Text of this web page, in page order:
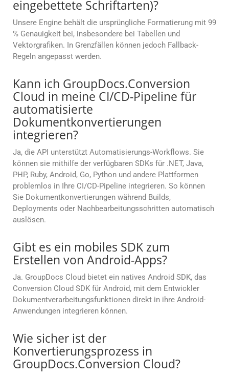
eingebettete Schriftarten)?
Unsere Engine behält die ursprüngliche Formatierung mit 99
% Genauigkeit bei, insbesondere bei Tabellen und
Vektorgrafiken. In Grenzfällen können jedoch Fallback-
Regeln angepasst werden.
Kann ich GroupDocs.Conversion
Cloud in meine CI/CD-Pipeline für
automatisierte
Dokumentkonvertierungen
integrieren?
Ja, die API unterstützt Automatisierungs-Workflows. Sie
können sie mithilfe der verfügbaren SDKs für .NET, Java,
PHP, Ruby, Android, Go, Python und andere Plattformen
problemlos in Ihre CI/CD-Pipeline integrieren. So können
Sie Dokumentkonvertierungen während Builds,
Deployments oder Nachbearbeitungsschritten automatisch
auslösen.
Gibt es ein mobiles SDK zum
Erstellen von Android-Apps?
Ja. GroupDocs Cloud bietet ein natives Android SDK, das
Conversion Cloud SDK für Android, mit dem Entwickler
Dokumentverarbeitungsfunktionen direkt in ihre Android-
Anwendungen integrieren können.
Wie sicher ist der
Konvertierungsprozess in
GroupDocs.Conversion Cloud?